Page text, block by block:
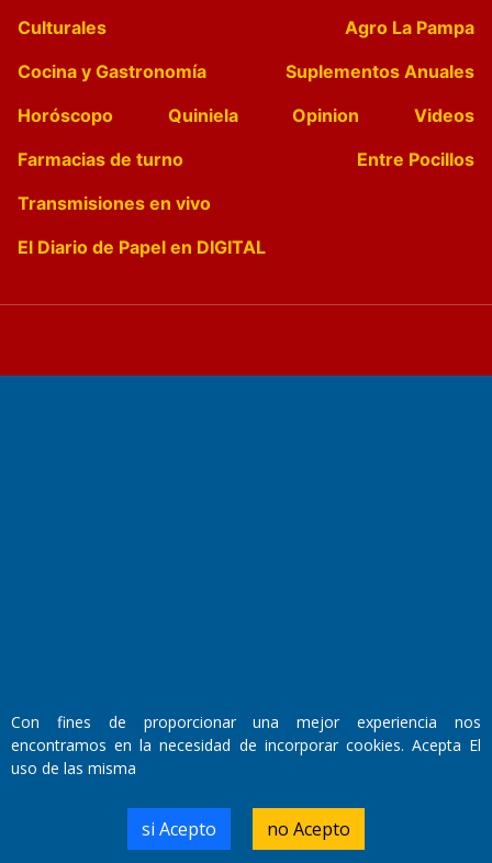
Culturales
Agro La Pampa
Cocina y Gastronomía
Suplementos Anuales
Horóscopo
Quiniela Opinion
Videos
Farmacias de turno
Entre Pocillos
Transmisiones en vivo
El Diario de Papel en DIGITAL
Domicilio Legal: José Ingenieros 855,
Santa Rosa, La Pampa.
RL-2019-55551274-APN-DNDA#MJ
Con fines de proporcionar una mejor experiencia nos
encontramos en la necesidad de incorporar cookies. Acepta El
uso de las misma
si Acepto no Acepto